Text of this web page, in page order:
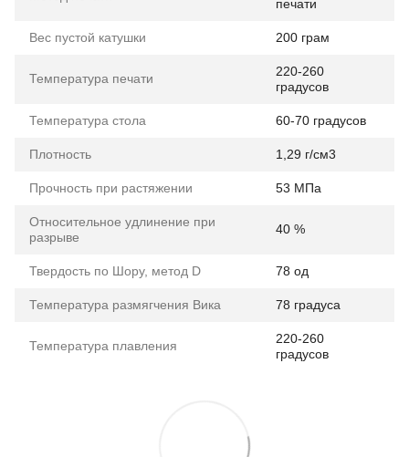
печати
Вес пустой катушки 200 грам
Температура печати
220-260
градусов
Температура стола 60-70 градусов
Плотность 1,29 г/см3
Прочность при растяжении 53 МПа
Относительное удлинение при
разрыве
40 %
Твердость по Шору, метод D 78 од
Температура размягчения Вика 78 градуса
Температура плавления
220-260
градусов